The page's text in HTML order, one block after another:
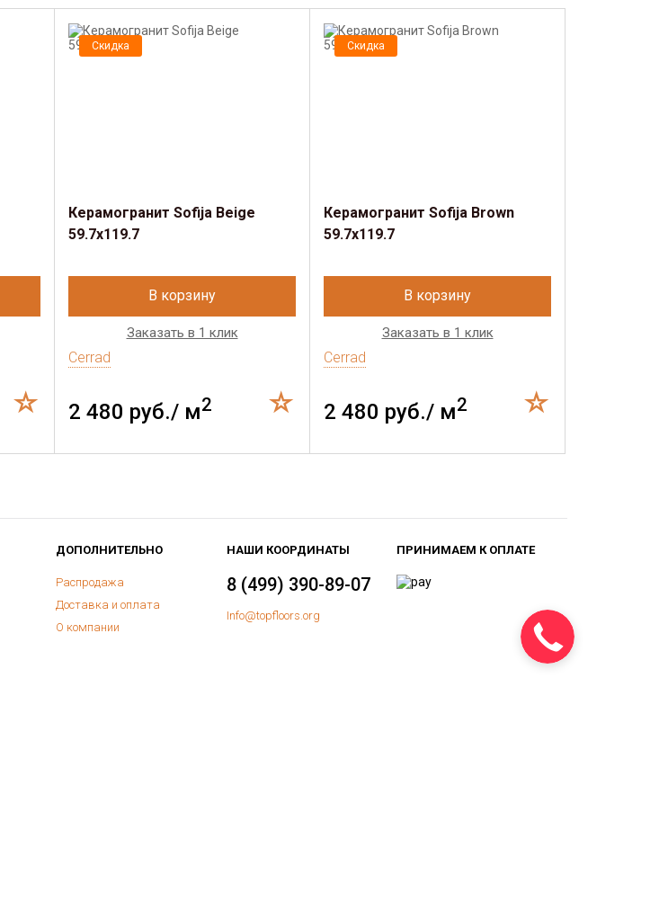
Скидка
Керамогранит Sofija Beige
59.7x119.7
В корзину
Заказать в 1 клик
Cerrad
2 480 руб./ м2
Скидка
Керамогранит Sofija Brown
59.7x119.7
В корзину
Заказать в 1 клик
Cerrad
2 480 руб./ м2
ДОПОЛНИТЕЛЬНО
Распродажа
Доставка и оплата
О компании
НАШИ КООРДИНАТЫ
8 (499) 390-89-07
Info@topfloors.org
ПРИНИМАЕМ К ОПЛАТЕ